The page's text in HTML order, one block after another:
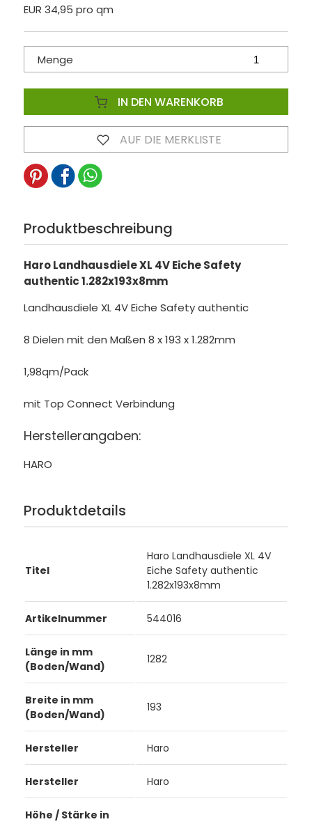
EUR 34,95 pro qm
Menge
IN DEN WARENKORB
AUF DIE MERKLISTE
Produktbeschreibung
Haro Landhausdiele XL 4V Eiche Safety
authentic 1.282x193x8mm
Landhausdiele XL 4V Eiche Safety authentic
8 Dielen mit den Maßen 8 x 193 x 1.282mm
1,98qm/Pack
mit Top Connect Verbindung
Herstellerangaben:
HARO
Produktdetails
Titel
Haro Landhausdiele XL 4V
Eiche Safety authentic
1.282x193x8mm
Artikelnummer 544016
Länge in mm
(Boden/Wand)
1282
Breite in mm
(Boden/Wand)
193
Hersteller Haro
Hersteller Haro
Höhe / Stärke in